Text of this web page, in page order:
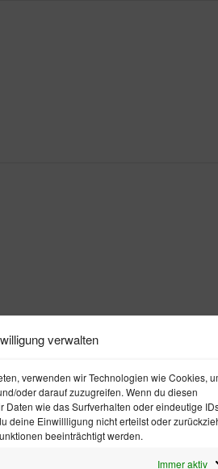
verwalten
verwenden wir Technologien wie Cookies,
oder darauf zuzugreifen. Wenn du diesen
Daten wie das Surfverhalten oder eindeutige
deine Einwillligung nicht erteilst oder
beeinträchtigt werden.
Immer aktiv